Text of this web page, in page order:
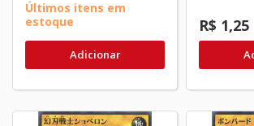
Últimos itens em
estoque
Adicionar
R$ 1,25